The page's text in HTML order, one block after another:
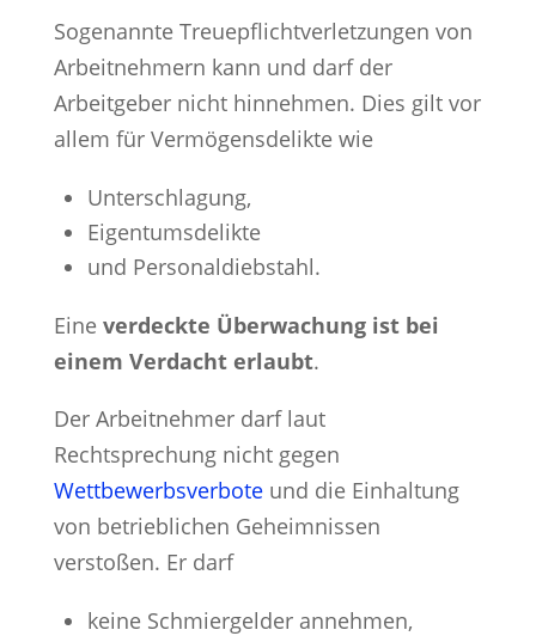
Sogenannte Treuepflichtverletzungen von
Arbeitnehmern kann und darf der
Arbeitgeber nicht hinnehmen. Dies gilt vor
allem für Vermögensdelikte wie
Unterschlagung,
Eigentumsdelikte
und Personaldiebstahl.
Eine verdeckte Überwachung ist bei
einem Verdacht erlaubt.
Der Arbeitnehmer darf laut
Rechtsprechung nicht gegen
Wettbewerbsverboteund die Einhaltung
von betrieblichen Geheimnissen
verstoßen. Er darf
keine Schmiergelder annehmen,